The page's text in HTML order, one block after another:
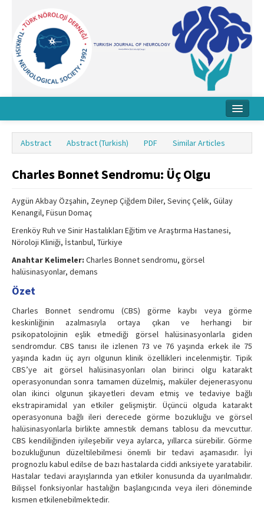
About Journal
Board
Instructions
Contact Us
Abstract Abstract (Turkish) PDF Similar Articles
Charles Bonnet Sendromu: Üç Olgu
Aygün Akbay Özşahin, Zeynep Çiğdem Diler, Sevinç Çelik, Gülay
Kenangil, Füsun Domaç
Erenköy Ruh ve Sinir Hastalıkları Eğitim ve Araştırma Hastanesi,
Nöroloji Kliniği, İstanbul, Türkiye
Anahtar Kelimeler: Charles Bonnet sendromu, görsel
halüsinasyonlar, demans
Özet
Charles Bonnet sendromu (CBS) görme kaybı veya görme
keskinliğinin azalmasıyla ortaya çıkan ve herhangi bir
psikopatolojinin eşlik etmediği görsel halüsinasyonlarla giden
sendromdur. CBS tanısı ile izlenen 73 ve 76 yaşında erkek ile 75
yaşında kadın üç ayrı olgunun klinik özellikleri incelenmiştir. Tipik
CBS’ye ait görsel halüsinasyonları olan birinci olgu katarakt
operasyonundan sonra tamamen düzelmiş, maküler dejenerasyonu
olan ikinci olgunun şikayetleri devam etmiş ve tedaviye bağlı
ekstrapiramidal yan etkiler gelişmiştir. Üçüncü olguda katarakt
operasyonuna bağlı ileri derecede görme bozukluğu ve görsel
halüsinasyonlarla birlikte amnestik demans tablosu da mevcuttur.
CBS kendiliğinden iyileşebilir veya aylarca, yıllarca sürebilir. Görme
bozukluğunun düzeltilebilmesi önemli bir tedavi aşamasıdır. İyi
prognozlu kabul edilse de bazı hastalarda ciddi anksiyete yaratabilir.
Hastalar tedavi arayışlarında yan etkiler konusunda da uyarılmalıdır.
Bilişsel fonksiyonlar hastalığın başlangıcında veya ileri döneminde
kısmen etkilenebilmektedir.